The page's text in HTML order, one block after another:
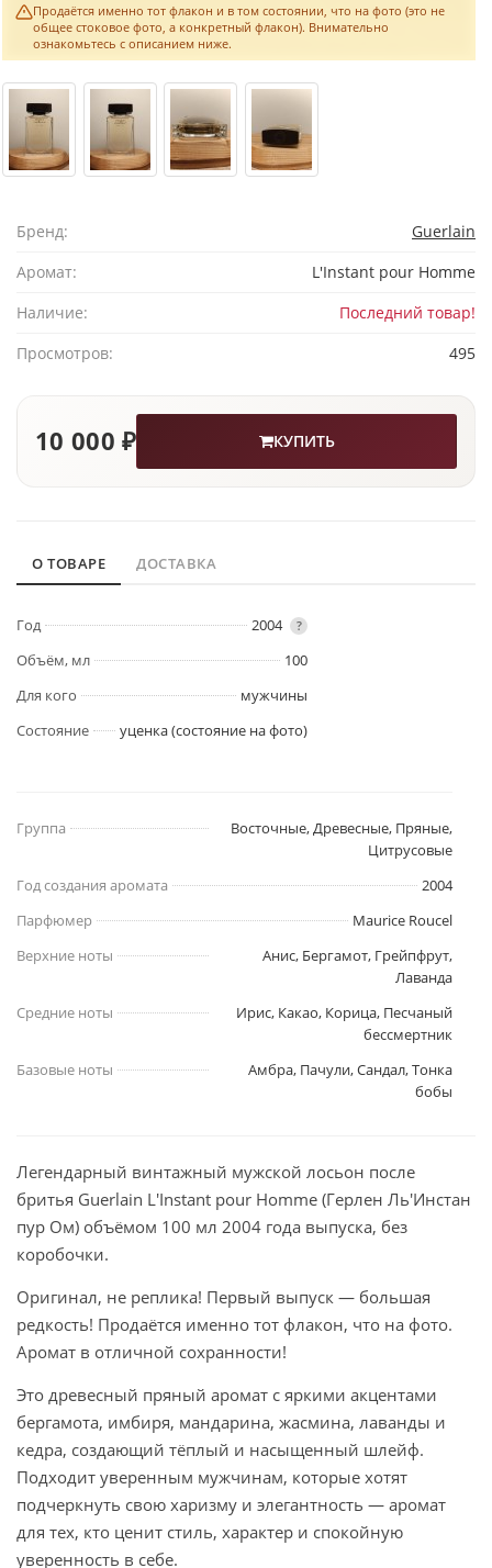
Продаётся именно тот флакон и в том состоянии, что на фото (это не
общее стоковое фото, а конкретный флакон). Внимательно
ознакомьтесь с описанием ниже.
Бренд:
Guerlain
Аромат:
L'Instant pour Homme
Наличие:
Последний товар!
Просмотров:
495
10 000 ₽ КУПИТЬ
О ТОВАРЕ ДОСТАВКА
Год 2004 ?
Объём, мл
100
Для кого
мужчины
Состояние
уценка (состояние на фото)
Группа
Восточные, Древесные, Пряные,
Цитрусовые
Год создания аромата
2004
Парфюмер
Maurice Roucel
Верхние ноты
Анис, Бергамот, Грейпфрут,
Лаванда
Средние ноты
Ирис, Какао, Корица, Песчаный
бессмертник
Базовые ноты
Амбра, Пачули, Сандал, Тонка
бобы
Легендарный винтажный мужской лосьон после
бритья Guerlain L'Instant pour Homme (Герлен Ль'Инстан
пур Ом) объёмом 100 мл 2004 года выпуска, без
коробочки.
Оригинал, не реплика! Первый выпуск — большая
редкость! Продаётся именно тот флакон, что на фото.
Аромат в отличной сохранности!
Это древесный пряный аромат с яркими акцентами
бергамота, имбиря, мандарина, жасмина, лаванды и
кедра, создающий тёплый и насыщенный шлейф.
Подходит уверенным мужчинам, которые хотят
подчеркнуть свою харизму и элегантность — аромат
для тех, кто ценит стиль, характер и спокойную
уверенность в себе.